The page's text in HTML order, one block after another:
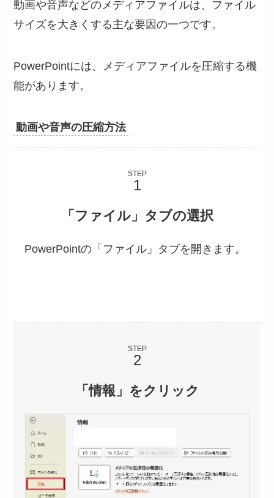
動画や音声などのメディアファイルは、ファイル
サイズを大きくする主な要因の一つです。
PowerPointには、メディアファイルを圧縮する機
能があります。
動画や音声の圧縮方法
STEP
「ファイル」タブの選択
PowerPointの「ファイル」タブを開きます。
STEP
「情報」をクリック